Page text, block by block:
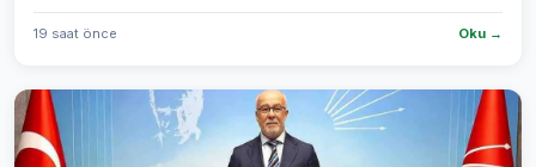
19 saat önce Oku →